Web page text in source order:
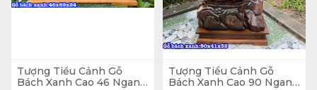
Tượng Tiểu Cảnh Gỗ
Bách Xanh Cao 46 Ngang
Tượng Tiểu Cảnh Gỗ
Bách Xanh Cao 90 Ngang